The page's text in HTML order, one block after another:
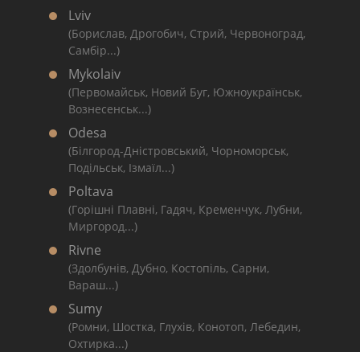
Lviv
(Борислав, Дрогобич, Стрий, Червоноград,
Самбір...)
Mykolaiv
(Первомайськ, Новий Буг, Южноукраїнськ,
Вознесенськ...)
Odesa
(Білгород-Дністровський, Чорноморськ,
Подільськ, Ізмаїл...)
Poltava
(Горішні Плавні, Гадяч, Кременчук, Лубни,
Миргород...)
Rivne
(Здолбунів, Дубно, Костопіль, Сарни,
Вараш...)
Sumy
(Ромни, Шостка, Глухів, Конотоп, Лебедин,
Охтирка...)